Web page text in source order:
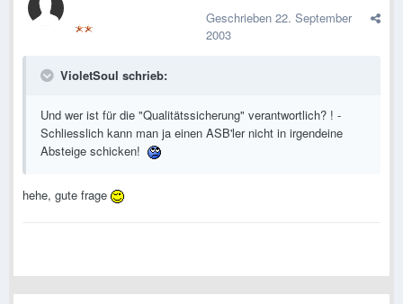
Geschrieben 22. September
2003
VioletSoul schrieb:
Und wer ist für die "Qualitätssicherung" verantwortlich? ! -
Schliesslich kann man ja einen ASB'ler nicht in irgendeine
Absteige schicken!
hehe, gute frage